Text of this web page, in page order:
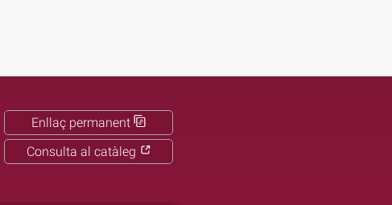
Enllaç permanent
Consulta al catàleg